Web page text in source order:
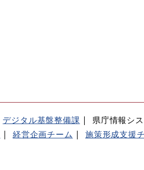
デジタル基盤整備課
県庁情報シ
経営企画チーム
施策形成支援